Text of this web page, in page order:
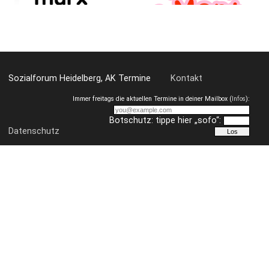
Sozialforum Heidelberg, AK Termine Kontakt
Datenschutz
Immer freitags die aktuellen Termine in deiner Mailbox (Infos):
Botschutz: tippe hier „sofo“: